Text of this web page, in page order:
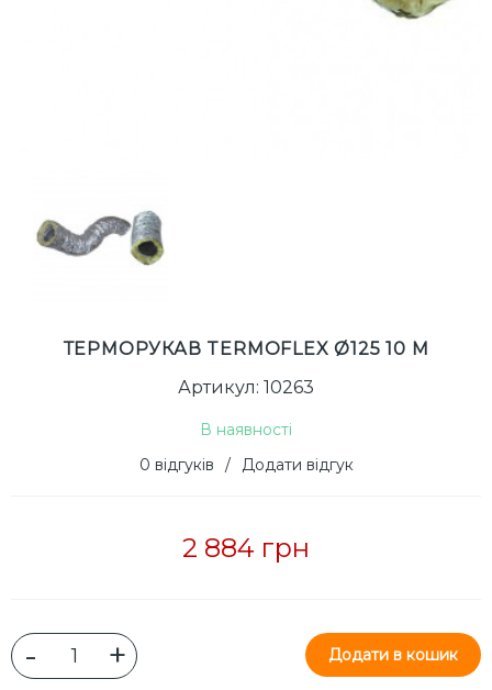
ТЕРМОРУКАВ TERMOFLEX Ø125 10 М
Артикул: 10263
В наявності
0 відгуків
/ Додати відгук
2 884 грн
- + Додати в кошик